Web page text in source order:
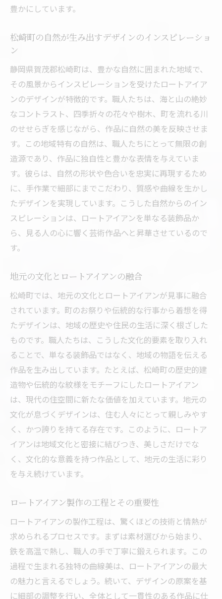
職人の技術が支える耐久性
ロートアイアン製品が暮らしに与える影響静岡
住まいに品格を添えるロートアイアンの力
日常を彩るアートとしての可能性
地域に根ざした作品が生む共感
持続可能なデザインとその影響
生活空間のスタイルを一新する力
松崎町での成功事例とその影響
松崎町のロートアイアンの歴史と未来職人の情
熱を追う
ロートアイアン製作の歴史的背景
松崎町での伝統の継承と発展
地域における職人の役割と影響
未来に向けた展望と革新
静岡県賀茂郡松崎町のロートアイアン技術その
深い魅力に迫る
職人技が生み出す精緻な細工
材料選びから始まる品質へのこだわり
伝統工芸と最新技術の融合
製作過程における職人の思い
技術が芸術性に昇華する瞬間
地域資源を活かした持続可能な製作
ロートアイアンの装飾がもたらす空間の変化松
崎町の職人の視点から
空間デザインにおけるロートアイアンの役
装飾が空間に与える心理的影響
職人が考える理想の空間とその実現
ロートアイアンによる空間のパーソナライ
ズ
統一感と変化を生むデザインの工夫
実際の施工例から学ぶ空間変化の事例
豊かにしています。
松崎町の自然が生み出すデザインのインスピレーショ
ン
静岡県賀茂郡松崎町は、豊かな自然に囲まれた地域で、
その風景からインスピレーションを受けたロートアイア
ンのデザインが特徴的です。職人たちは、海と山の絶妙
なコントラスト、四季折々の花々や樹木、町を流れる川
のせせらぎを感じながら、作品に自然の美を反映させま
す。この地域特有の自然は、職人たちにとって無限の創
造源であり、作品に独自性と豊かな表情を与えていま
す。彼らは、自然の形状や色合いを忠実に再現するため
に、手作業で細部にまでこだわり、質感や曲線を生かし
たデザインを実現しています。こうした自然からのイン
スピレーションは、ロートアイアンを単なる装飾品か
ら、見る人の心に響く芸術作品へと昇華させているので
す。
地元の文化とロートアイアンの融合
松崎町では、地元の文化とロートアイアンが見事に融合
されています。町のお祭りや伝統的な行事から着想を得
たデザインは、地域の歴史や住民の生活に深く根ざした
ものです。職人たちは、こうした文化的要素を取り入れ
ることで、単なる装飾品ではなく、地域の物語を伝える
作品を生み出しています。たとえば、松崎町の歴史的建
造物や伝統的な紋様をモチーフにしたロートアイアン
は、現代の住空間に新たな価値を加えています。地元の
文化が息づくデザインは、住む人々にとって親しみやす
く、かつ誇りを持てる存在です。このように、ロートア
イアンは地域文化と密接に結びつき、美しさだけでな
く、文化的な意義を持つ作品として、地元の生活に彩り
を与え続けています。
ロートアイアン製作の工程とその重要性
ロートアイアンの製作工程は、驚くほどの技術と情熱が
求められるプロセスです。まずは素材選びから始まり、
鉄を高温で熱し、職人の手で丁寧に鍛えられます。この
過程で生まれる独特の曲線美は、ロートアイアンの最大
の魅力と言えるでしょう。続いて、デザインの原案を基
に細部の調整を行い、全体として一貫性のある作品に仕